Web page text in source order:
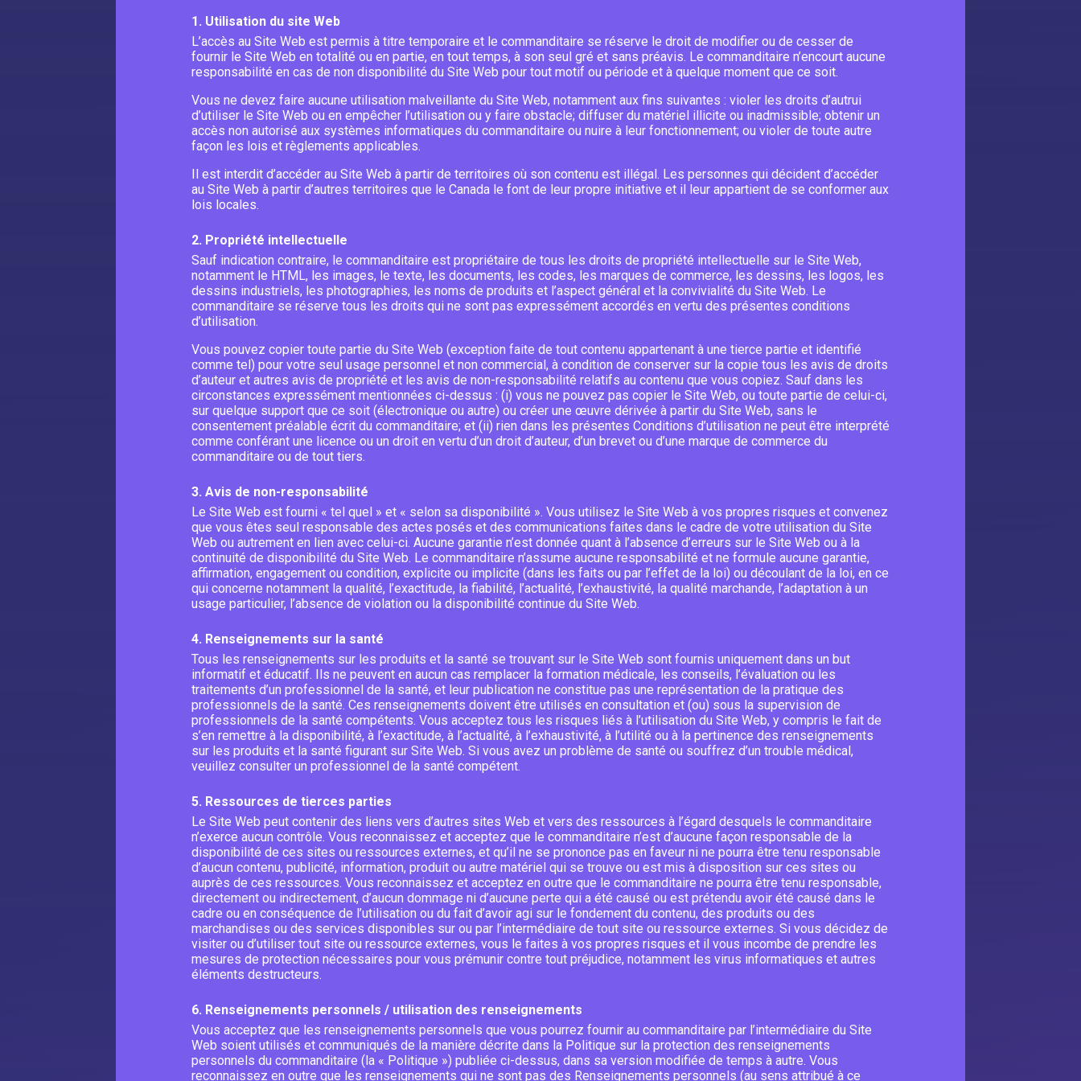
1. Utilisation du site Web
L’accès au Site Web est permis à titre temporaire et le commanditaire se réserve le droit de modifier ou de cesser de
fournir le Site Web en totalité ou en partie, en tout temps, à son seul gré et sans préavis. Le commanditaire n’encourt aucune
responsabilité en cas de non disponibilité du Site Web pour tout motif ou période et à quelque moment que ce soit.
Vous ne devez faire aucune utilisation malveillante du Site Web, notamment aux fins suivantes : violer les droits d’autrui
d’utiliser le Site Web ou en empêcher l’utilisation ou y faire obstacle; diffuser du matériel illicite ou inadmissible; obtenir un
accès non autorisé aux systèmes informatiques du commanditaire ou nuire à leur fonctionnement; ou violer de toute autre
façon les lois et règlements applicables.
Il est interdit d’accéder au Site Web à partir de territoires où son contenu est illégal. Les personnes qui décident d’accéder
au Site Web à partir d’autres territoires que le Canada le font de leur propre initiative et il leur appartient de se conformer aux
lois locales.
2. Propriété intellectuelle
Sauf indication contraire, le commanditaire est propriétaire de tous les droits de propriété intellectuelle sur le Site Web,
notamment le HTML, les images, le texte, les documents, les codes, les marques de commerce, les dessins, les logos, les
dessins industriels, les photographies, les noms de produits et l’aspect général et la convivialité du Site Web. Le
commanditaire se réserve tous les droits qui ne sont pas expressément accordés en vertu des présentes conditions
d’utilisation.
Vous pouvez copier toute partie du Site Web (exception faite de tout contenu appartenant à une tierce partie et identifié
comme tel) pour votre seul usage personnel et non commercial, à condition de conserver sur la copie tous les avis de droits
d’auteur et autres avis de propriété et les avis de non-responsabilité relatifs au contenu que vous copiez. Sauf dans les
circonstances expressément mentionnées ci-dessus : (i) vous ne pouvez pas copier le Site Web, ou toute partie de celui-ci,
sur quelque support que ce soit (électronique ou autre) ou créer une œuvre dérivée à partir du Site Web, sans le
consentement préalable écrit du commanditaire; et (ii) rien dans les présentes Conditions d’utilisation ne peut être interprété
comme conférant une licence ou un droit en vertu d’un droit d’auteur, d’un brevet ou d’une marque de commerce du
commanditaire ou de tout tiers.
3. Avis de non-responsabilité
Le Site Web est fourni « tel quel » et « selon sa disponibilité ». Vous utilisez le Site Web à vos propres risques et convenez
que vous êtes seul responsable des actes posés et des communications faites dans le cadre de votre utilisation du Site
Web ou autrement en lien avec celui-ci. Aucune garantie n’est donnée quant à l’absence d’erreurs sur le Site Web ou à la
continuité de disponibilité du Site Web. Le commanditaire n’assume aucune responsabilité et ne formule aucune garantie,
affirmation, engagement ou condition, explicite ou implicite (dans les faits ou par l’effet de la loi) ou découlant de la loi, en ce
qui concerne notamment la qualité, l’exactitude, la fiabilité, l’actualité, l’exhaustivité, la qualité marchande, l’adaptation à un
usage particulier, l’absence de violation ou la disponibilité continue du Site Web.
4. Renseignements sur la santé
Tous les renseignements sur les produits et la santé se trouvant sur le Site Web sont fournis uniquement dans un but
informatif et éducatif. Ils ne peuvent en aucun cas remplacer la formation médicale, les conseils, l’évaluation ou les
traitements d’un professionnel de la santé, et leur publication ne constitue pas une représentation de la pratique des
professionnels de la santé. Ces renseignements doivent être utilisés en consultation et (ou) sous la supervision de
professionnels de la santé compétents. Vous acceptez tous les risques liés à l’utilisation du Site Web, y compris le fait de
s’en remettre à la disponibilité, à l’exactitude, à l’actualité, à l’exhaustivité, à l’utilité ou à la pertinence des renseignements
sur les produits et la santé figurant sur Site Web. Si vous avez un problème de santé ou souffrez d’un trouble médical,
veuillez consulter un professionnel de la santé compétent.
5. Ressources de tierces parties
Le Site Web peut contenir des liens vers d’autres sites Web et vers des ressources à l’égard desquels le commanditaire
n’exerce aucun contrôle. Vous reconnaissez et acceptez que le commanditaire n’est d’aucune façon responsable de la
disponibilité de ces sites ou ressources externes, et qu’il ne se prononce pas en faveur ni ne pourra être tenu responsable
d’aucun contenu, publicité, information, produit ou autre matériel qui se trouve ou est mis à disposition sur ces sites ou
auprès de ces ressources. Vous reconnaissez et acceptez en outre que le commanditaire ne pourra être tenu responsable,
directement ou indirectement, d’aucun dommage ni d’aucune perte qui a été causé ou est prétendu avoir été causé dans le
cadre ou en conséquence de l’utilisation ou du fait d’avoir agi sur le fondement du contenu, des produits ou des
marchandises ou des services disponibles sur ou par l’intermédiaire de tout site ou ressource externes. Si vous décidez de
visiter ou d’utiliser tout site ou ressource externes, vous le faites à vos propres risques et il vous incombe de prendre les
mesures de protection nécessaires pour vous prémunir contre tout préjudice, notamment les virus informatiques et autres
éléments destructeurs.
6. Renseignements personnels / utilisation des renseignements
Vous acceptez que les renseignements personnels que vous pourrez fournir au commanditaire par l’intermédiaire du Site
Web soient utilisés et communiqués de la manière décrite dans la Politique sur la protection des renseignements
personnels du commanditaire (la « Politique ») publiée ci-dessus, dans sa version modifiée de temps à autre. Vous
reconnaissez en outre que les renseignements qui ne sont pas des Renseignements personnels (au sens attribué à ce